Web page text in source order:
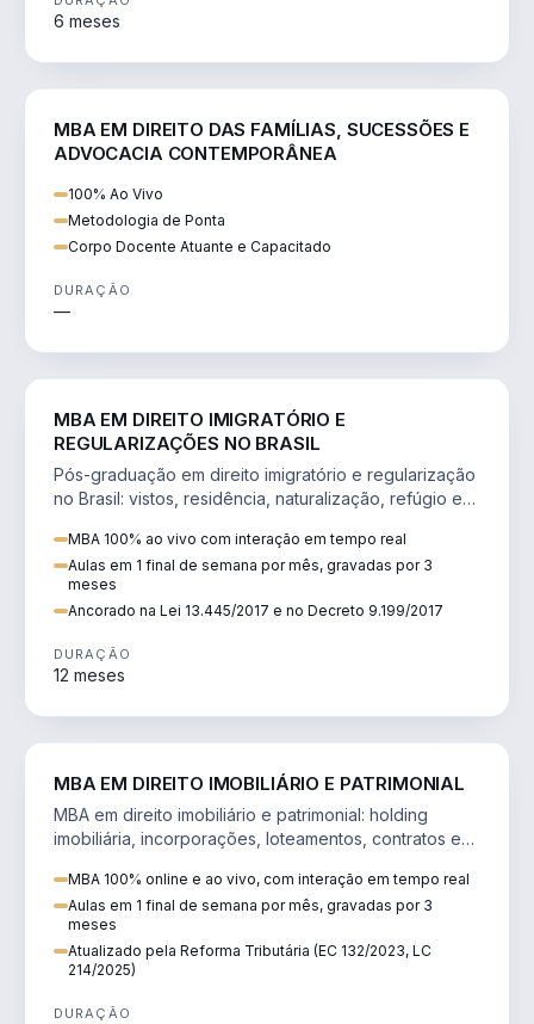
6 meses
MBA EM DIREITO DAS FAMÍLIAS, SUCESSÕES E
ADVOCACIA CONTEMPORÂNEA
100% Ao Vivo
Metodologia de Ponta
Corpo Docente Atuante e Capacitado
DURAÇÃO
—
MBA EM DIREITO IMIGRATÓRIO E
REGULARIZAÇÕES NO BRASIL
Pós-graduação em direito imigratório e regularização
no Brasil: vistos, residência, naturalização, refúgio e
MBA 100% ao vivo com interação em tempo real
Aulas em 1 final de semana por mês, gravadas por 3
meses
Ancorado na Lei 13.445/2017 e no Decreto 9.199/2017
DURAÇÃO
12 meses
MBA EM DIREITO IMOBILIÁRIO E PATRIMONIAL
MBA em direito imobiliário e patrimonial: holding
imobiliária, incorporações, loteamentos, contratos e
MBA 100% online e ao vivo, com interação em tempo real
Aulas em 1 final de semana por mês, gravadas por 3
meses
Atualizado pela Reforma Tributária (EC 132/2023, LC
214/2025)
DURAÇÃO